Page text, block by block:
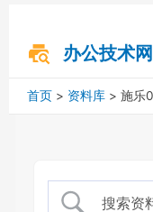
办公技术网
首页 资料库 施乐